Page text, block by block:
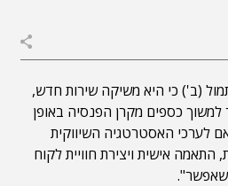
(ב') כי היא משיקה שירות חדש,
כספים מקרן הפנסיה באופן
לערכי האסטרטגיה השיווקית
אישית ויצירת חוויית לקוח
שאפשר".